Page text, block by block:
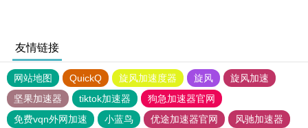
友情链接
网站地图 QuickQ 旋风加速度器 旋风
旋风加速
坚果加速器
tiktok加速器
狗急加速器官网
免费vqn外网加速
小蓝鸟 优途加速器官网 风驰加速器